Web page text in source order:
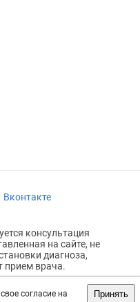
согласие на
Принять
Вконтакте
консультация
на сайте, не
диагноза,
прием врача.